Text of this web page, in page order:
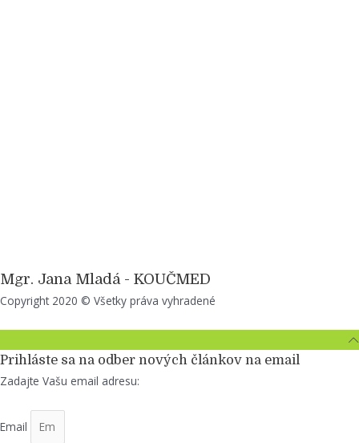
Mgr. Jana Mladá - KOUČMED
Copyright 2020 © Všetky práva vyhradené
Prihláste sa na odber nových článkov na email
Zadajte Vašu email adresu:
Email